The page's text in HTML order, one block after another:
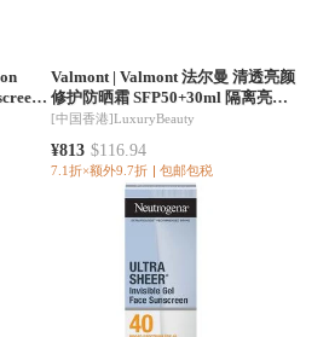
Valmont |Valmont 法尔曼 清透亮颜
修护防晒霜 SFP50+30ml 隔离亮泽
防紫外线高倍防护
[中国香港]LuxuryBeauty
¥813 $116.94
7.1折×额外9.7折 包邮包税